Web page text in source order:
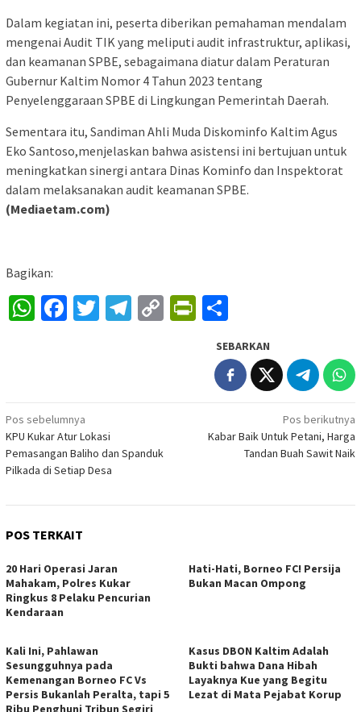
Dalam kegiatan ini, peserta diberikan pemahaman mendalam
mengenai Audit TIK yang meliputi audit infrastruktur, aplikasi,
dan keamanan SPBE, sebagaimana diatur dalam Peraturan
Gubernur Kaltim Nomor 4 Tahun 2023 tentang
Penyelenggaraan SPBE di Lingkungan Pemerintah Daerah.
Sementara itu, Sandiman Ahli Muda Diskominfo Kaltim Agus
Eko Santoso,menjelaskan bahwa asistensi ini bertujuan untuk
meningkatkan sinergi antara Dinas Kominfo dan Inspektorat
dalam melaksanakan audit keamanan SPBE.
(Mediaetam.com)
Bagikan:
WhatsApp
Facebook
Twitter
Telegram
CopyPrintFriendly
SEBARKAN
Navigasi
pos
Pos sebelumnya
KPU Kukar Atur Lokasi
Pemasangan Baliho dan Spanduk
Pilkada di Setiap Desa
Pos berikutnya
Kabar Baik Untuk Petani, Harga
Tandan Buah Sawit Naik
POS TERKAIT
20 Hari Operasi Jaran
Mahakam, Polres Kukar
Ringkus 8 Pelaku Pencurian
Kendaraan
Hati-Hati, Borneo FC! Persija
Bukan Macan Ompong
Kali Ini, Pahlawan
Sesungguhnya pada
Kemenangan Borneo FC Vs
Persis Bukanlah Peralta, tapi 5
Ribu Penghuni Tribun Segiri
Kasus DBON Kaltim Adalah
Bukti bahwa Dana Hibah
Layaknya Kue yang Begitu
Lezat di Mata Pejabat Korup